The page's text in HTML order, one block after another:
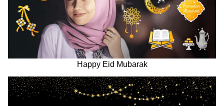
Happy Eid Mubarak